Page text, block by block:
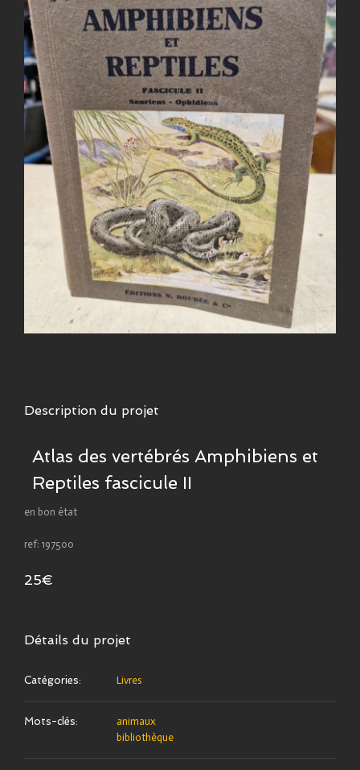
Description du projet
Atlas des vertébrés Amphibiens et
Reptiles fascicule II
en bon état
ref: 197500
25€
Détails du projet
Catégories: Livres
Mots-clés:
animaux
bibliothèque